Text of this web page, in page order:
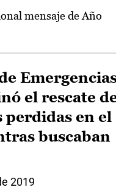
mensaje de Año
el rescate
perdidas en el
buscaban
2019